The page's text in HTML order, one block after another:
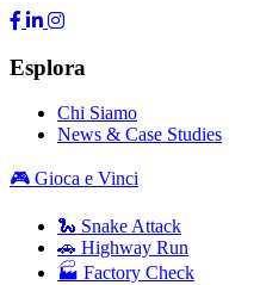
Esplora
Chi Siamo
News & Case Studies
🎮 Gioca e Vinci
🐍 Snake Attack
🚗 Highway Run
🏭 Factory Check